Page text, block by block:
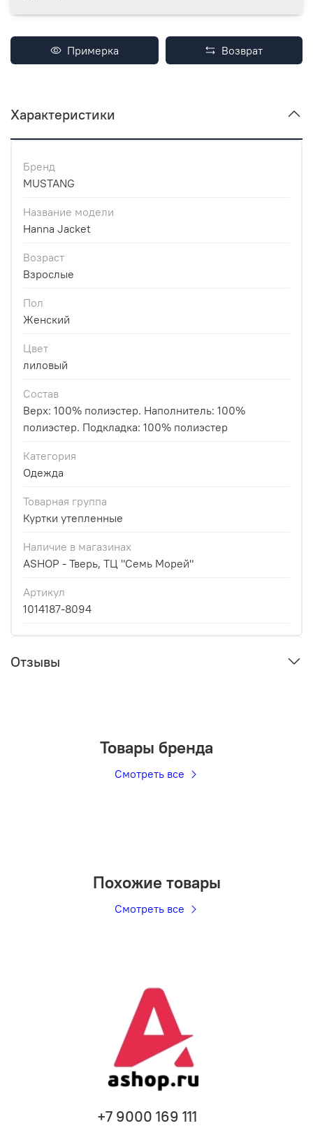
Примерка Возврат
Характеристики
Бренд
MUSTANG
Название модели
Hanna Jacket
Возраст
Взрослые
Пол
Женский
Цвет
лиловый
Состав
Верх: 100% полиэстер. Наполнитель: 100%
полиэстер. Подкладка: 100% полиэстер
Категория
Одежда
Товарная группа
Куртки утепленные
Наличие в магазинах
ASHOP - Тверь, ТЦ "Семь Морей"
Артикул
1014187-8094
Отзывы
Товары бренда
Смотреть все
Похожие товары
Смотреть все
+7 9000 169 111